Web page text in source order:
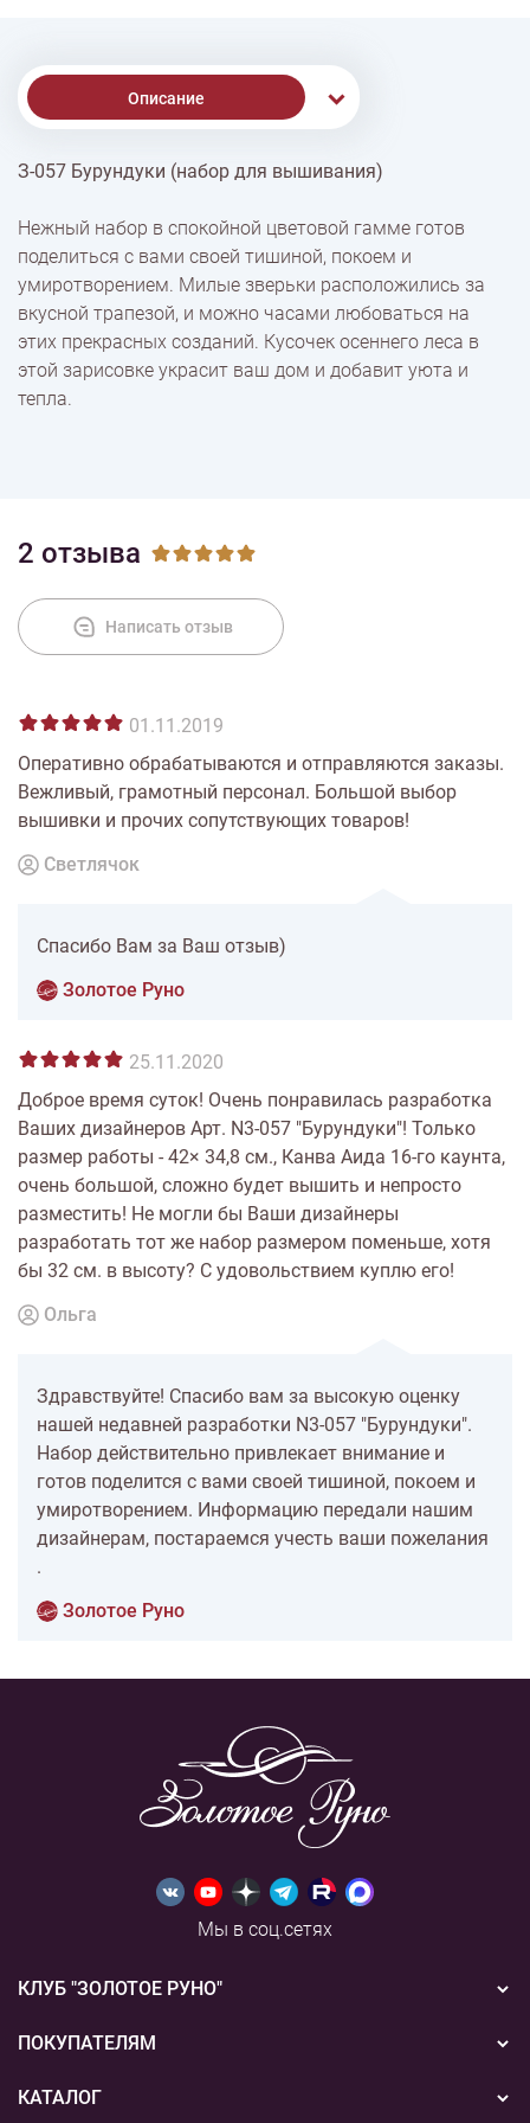
Описание
Доставка
Оплата
З-057 Бурундуки (набор для вышивания)
Нежный набор в спокойной цветовой гамме готов
поделиться с вами своей тишиной, покоем и
умиротворением. Милые зверьки расположились за
вкусной трапезой, и можно часами любоваться на
этих прекрасных созданий. Кусочек осеннего леса в
этой зарисовке украсит ваш дом и добавит уюта и
тепла.
2 отзыва
Написать отзыв
01.11.2019
Оперативно обрабатываются и отправляются заказы.
Вежливый, грамотный персонал. Большой выбор
вышивки и прочих сопутствующих товаров!
Светлячок
Спасибо Вам за Ваш отзыв)
Золотое Руно
25.11.2020
Доброе время суток! Очень понравилась разработка
Ваших дизайнеров Арт. N3-057 "Бурундуки"! Только
размер работы - 42× 34,8 см., Канва Аида 16-го каунта,
очень большой, сложно будет вышить и непросто
разместить! Не могли бы Ваши дизайнеры
разработать тот же набор размером поменьше, хотя
бы 32 см. в высоту? С удовольствием куплю его!
Ольга
Здравствуйте! Спасибо вам за высокую оценку
нашей недавней разработки N3-057 "Бурундуки".
Набор действительно привлекает внимание и
готов поделится с вами своей тишиной, покоем и
умиротворением. Информацию передали нашим
дизайнерам, постараемся учесть ваши пожелания
.
Золотое Руно
Мы в соц.сетях
КЛУБ "ЗОЛОТОЕ РУНО"
Новости
Акции
ПОКУПАТЕЛЯМ
Бонусная система
КАТАЛОГ